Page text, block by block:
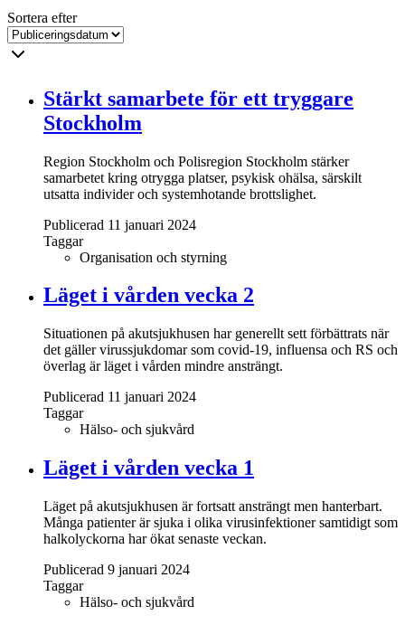
Sortera efter
Stärkt samarbete för ett tryggare
Stockholm
Region Stockholm och Polisregion Stockholm stärker
samarbetet kring otrygga platser, psykisk ohälsa, särskilt
utsatta individer och systemhotande brottslighet.
Publicerad 11 januari 2024
Taggar
Organisation och styrning
Läget i vården vecka 2
Situationen på akutsjukhusen har generellt sett förbättrats när
det gäller virussjukdomar som covid-19, influensa och RS och
överlag är läget i vården mindre ansträngt.
Publicerad 11 januari 2024
Taggar
Hälso- och sjukvård
Läget i vården vecka 1
Läget på akutsjukhusen är fortsatt ansträngt men hanterbart.
Många patienter är sjuka i olika virusinfektioner samtidigt som
halkolyckorna har ökat senaste veckan.
Publicerad 9 januari 2024
Taggar
Hälso- och sjukvård